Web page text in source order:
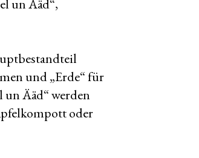
un Ääd“,
und „Erde“ für
Ääd“ werden
oder